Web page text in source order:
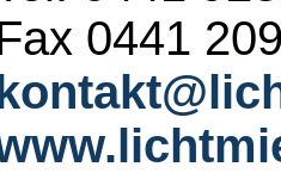
0441